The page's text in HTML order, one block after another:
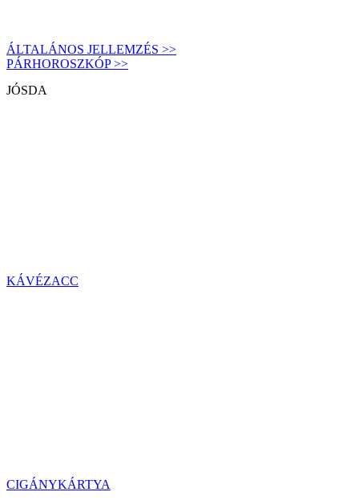
ÁLTALÁNOS JELLEMZÉS >>
PÁRHOROSZKÓP >>
JÓSDA
KÁVÉZACC
CIGÁNYKÁRTYA